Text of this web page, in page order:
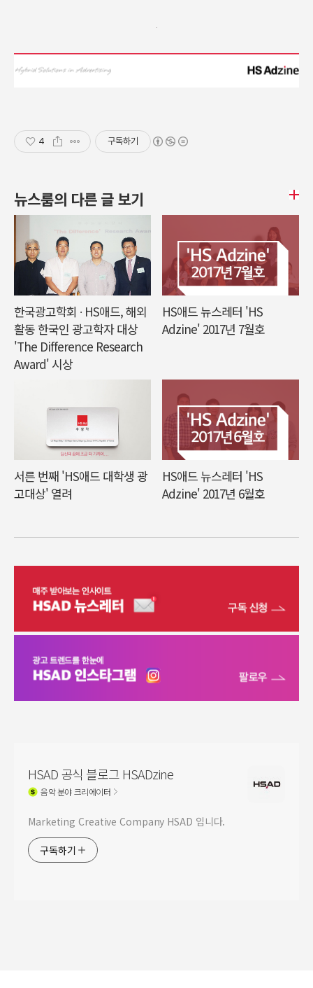
4 구독하기
뉴스룸의 다른 글 보기
한국광고학회 ∙ HS애드, 해외
활동 한국인 광고학자 대상
'The Difference Research
Award' 시상
HS애드 뉴스레터 'HS
Adzine' 2017년 7월호
서른 번째 'HS애드 대학생 광
고대상' 열려
HS애드 뉴스레터 'HS
Adzine' 2017년 6월호
HSAD 공식 블로그 HSADzine
음악분야 크리에이터
Marketing Creative Company HSAD 입니다.
구독하기